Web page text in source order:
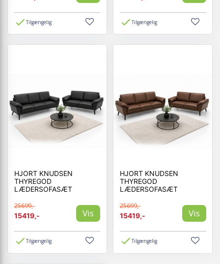
Tilgængelig Tilgængelig
HJORT KNUDSEN
THYREGOD
LÆDERSOFASÆT
25699,-
15419,-
Vis
Tilgængelig
HJORT KNUDSEN
THYREGOD
LÆDERSOFASÆT
25699,-
15419,-
Vis
Tilgængelig